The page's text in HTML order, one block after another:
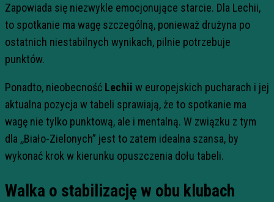
Zapowiada się niezwykle emocjonujące starcie. Dla Lechii,
to spotkanie ma wagę szczególną, ponieważ drużyna po
ostatnich niestabilnych wynikach, pilnie potrzebuje
punktów.
Ponadto, nieobecność Lechii w europejskich pucharach i jej
aktualna pozycja w tabeli sprawiają, że to spotkanie ma
wagę nie tylko punktową, ale i mentalną. W związku z tym
dla ,,Biało-Zielonych” jest to zatem idealna szansa, by
wykonać krok w kierunku opuszczenia dołu tabeli.
Walka o stabilizację w obu klubach